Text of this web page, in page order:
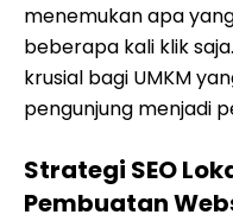
menemukan apa
beberapa kali klik
krusial bagi UMKM
pengunjung menjadi
Strategi SEO
Pembuatan